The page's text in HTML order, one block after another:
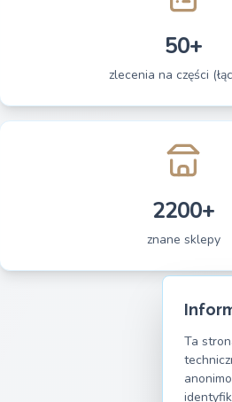
50+
zlecenia na części
2200+
znane sklepy
Ta